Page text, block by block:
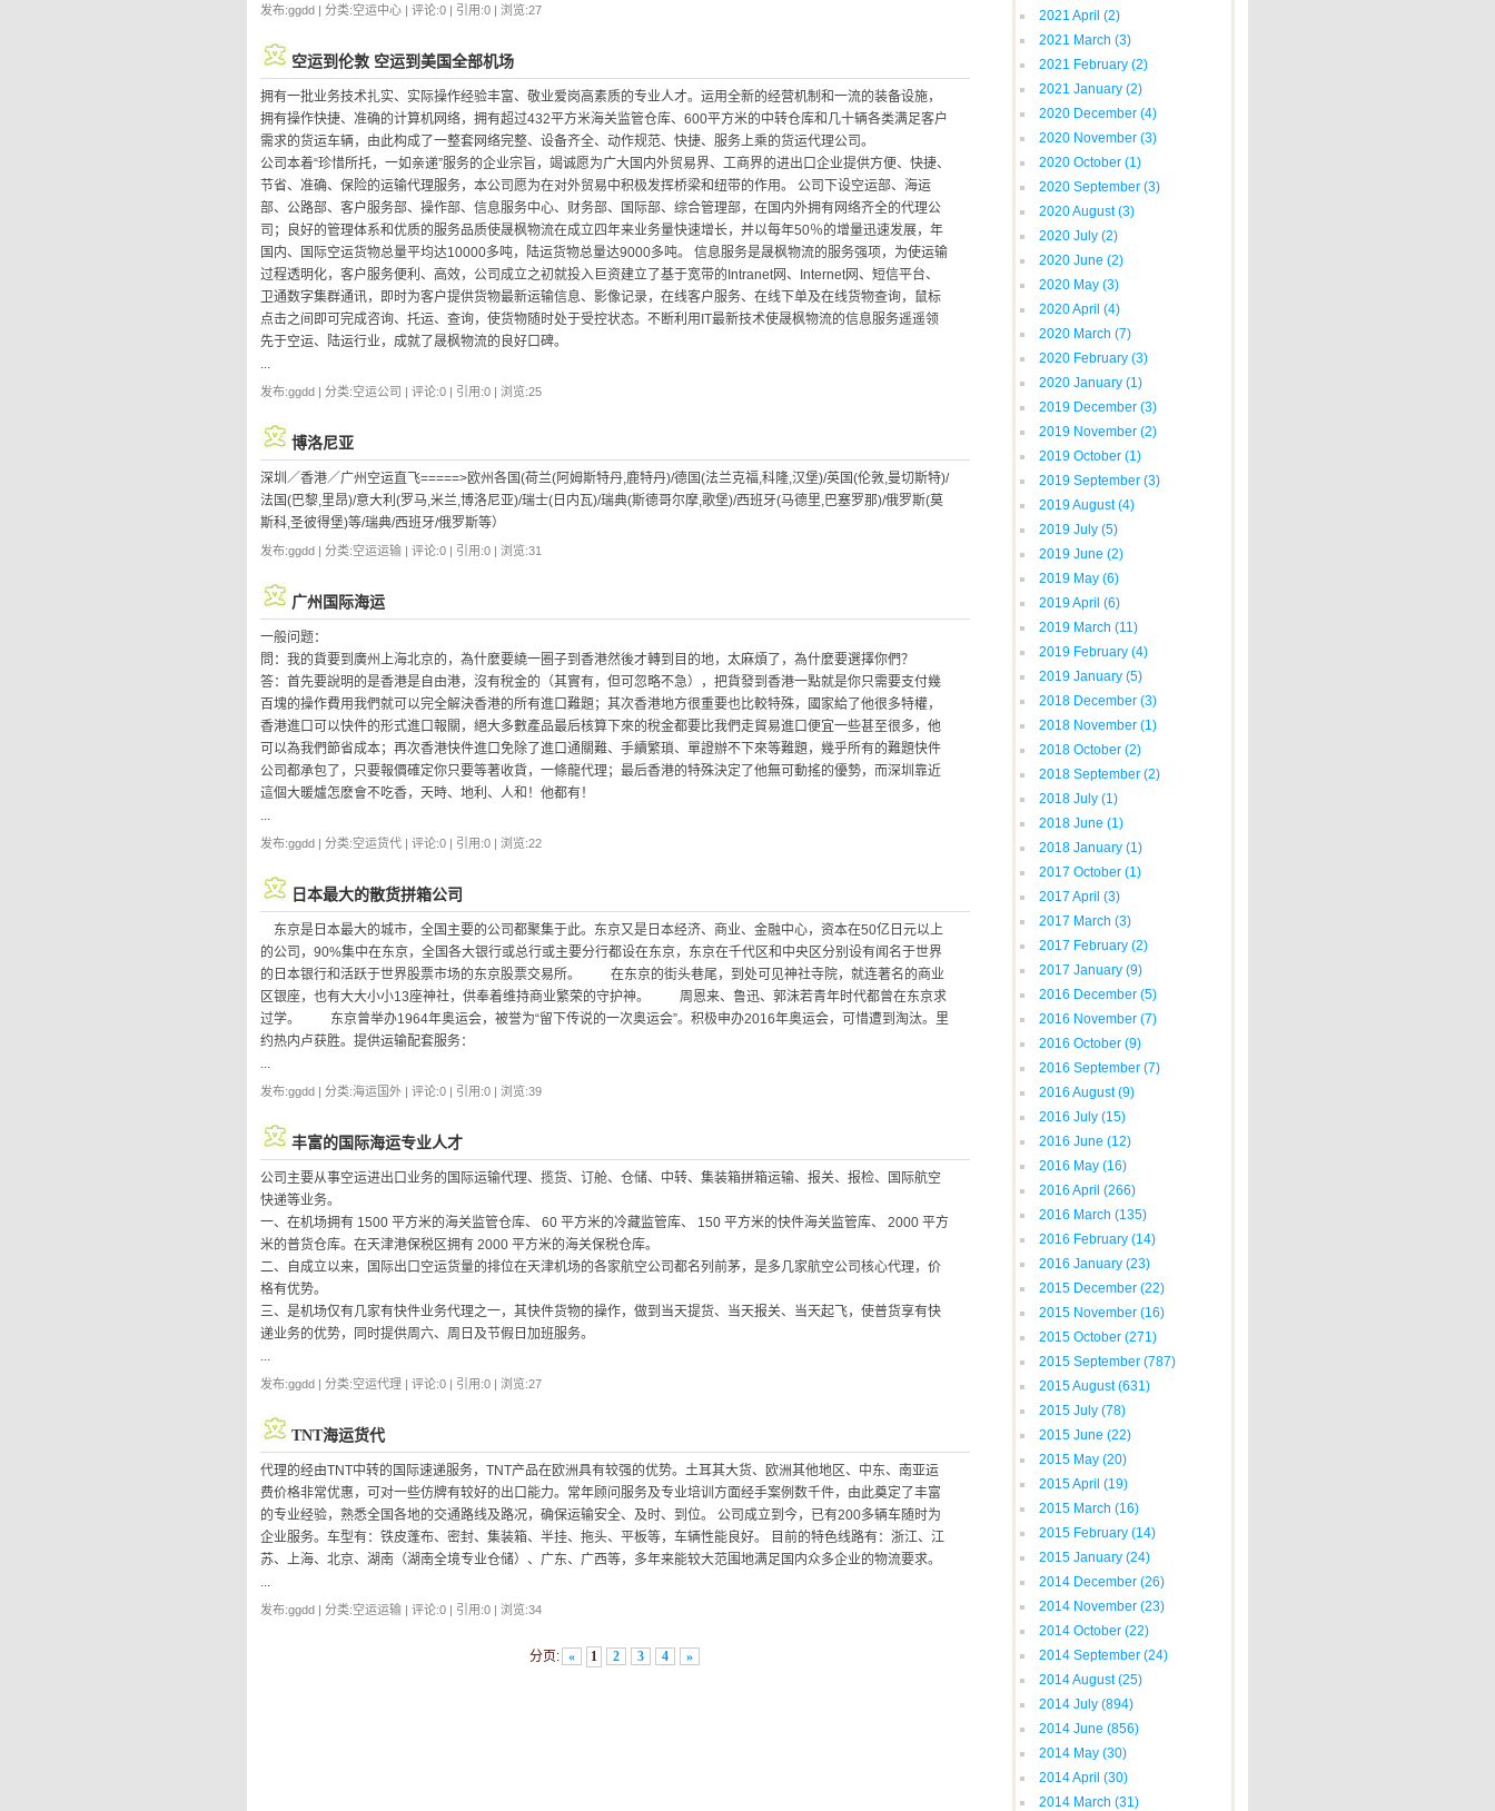
发布:ggdd | 分类:空运中心 | 评论:0 | 引用:0 | 浏览:27
空运到伦敦 空运到美国全部机场
拥有一批业务技术扎实、实际操作经验丰富、敬业爱岗高素质的专业人才。运用全新的经营机制和一流的装备设施，
拥有操作快捷、准确的计算机网络，拥有超过432平方米海关监管仓库、600平方米的中转仓库和几十辆各类满足客户
需求的货运车辆，由此构成了一整套网络完整、设备齐全、动作规范、快捷、服务上乘的货运代理公司。
公司本着“珍惜所托，一如亲递”服务的企业宗旨，竭诚愿为广大国内外贸易界、工商界的进出口企业提供方便、快捷、
节省、准确、保险的运输代理服务，本公司愿为在对外贸易中积极发挥桥梁和纽带的作用。 公司下设空运部、海运
部、公路部、客户服务部、操作部、信息服务中心、财务部、国际部、综合管理部，在国内外拥有网络齐全的代理公
司；良好的管理体系和优质的服务品质使晟枫物流在成立四年来业务量快速增长，并以每年50％的增量迅速发展，年
国内、国际空运货物总量平均达10000多吨，陆运货物总量达9000多吨。 信息服务是晟枫物流的服务强项，为使运输
过程透明化，客户服务便利、高效，公司成立之初就投入巨资建立了基于宽带的Intranet网、Internet网、短信平台、
卫通数字集群通讯，即时为客户提供货物最新运输信息、影像记录，在线客户服务、在线下单及在线货物查询，鼠标
点击之间即可完成咨询、托运、查询，使货物随时处于受控状态。不断利用IT最新技术使晟枫物流的信息服务遥遥领
先于空运、陆运行业，成就了晟枫物流的良好口碑。
...
发布:ggdd | 分类:空运公司 | 评论:0 | 引用:0 | 浏览:25
博洛尼亚
深圳／香港／广州空运直飞=====>欧州各国(荷兰(阿姆斯特丹,鹿特丹)/德国(法兰克福,科隆,汉堡)/英国(伦敦,曼切斯特)/
法国(巴黎,里昂)/意大利(罗马,米兰,博洛尼亚)/瑞士(日内瓦)/瑞典(斯德哥尔摩,歌堡)/西班牙(马德里,巴塞罗那)/俄罗斯(莫
斯科,圣彼得堡)等/瑞典/西班牙/俄罗斯等）
发布:ggdd | 分类:空运运输 | 评论:0 | 引用:0 | 浏览:31
广州国际海运
一般问题：
問：我的貨要到廣州上海北京的，為什麼要繞一圈子到香港然後才轉到目的地，太麻煩了，為什麼要選擇你們？
答：首先要說明的是香港是自由港，沒有稅金的（其實有，但可忽略不急），把貨發到香港一點就是你只需要支付幾
百塊的操作費用我們就可以完全解決香港的所有進口難題；其次香港地方很重要也比較特殊，國家給了他很多特權，
香港進口可以快件的形式進口報關，絕大多數產品最后核算下來的稅金都要比我們走貿易進口便宜一些甚至很多，他
可以為我們節省成本；再次香港快件進口免除了進口通關難、手續繁瑣、單證辦不下來等難題，幾乎所有的難題快件
公司都承包了，只要報價確定你只要等著收貨，一條龍代理；最后香港的特殊決定了他無可動搖的優勢，而深圳靠近
這個大暖爐怎麽會不吃香，天時、地利、人和！他都有！
...
发布:ggdd | 分类:空运货代 | 评论:0 | 引用:0 | 浏览:22
日本最大的散货拼箱公司
东京是日本最大的城市，全国主要的公司都聚集于此。东京又是日本经济、商业、金融中心，资本在50亿日元以上
的公司，90%集中在东京，全国各大银行或总行或主要分行都设在东京，东京在千代区和中央区分别设有闻名于世界
的日本银行和活跃于世界股票市场的东京股票交易所。 在东京的街头巷尾，到处可见神社寺院，就连著名的商业
区银座，也有大大小小13座神社，供奉着维持商业繁荣的守护神。 周恩来、鲁迅、郭沫若青年时代都曾在东京求
过学。 东京曾举办1964年奥运会，被誉为“留下传说的一次奥运会”。积极申办2016年奥运会，可惜遭到淘汰。里
约热内卢获胜。提供运输配套服务：
...
发布:ggdd | 分类:海运国外 | 评论:0 | 引用:0 | 浏览:39
丰富的国际海运专业人才
公司主要从事空运进出口业务的国际运输代理、揽货、订舱、仓储、中转、集装箱拼箱运输、报关、报检、国际航空
快递等业务。
一、在机场拥有 1500 平方米的海关监管仓库、 60 平方米的冷藏监管库、 150 平方米的快件海关监管库、 2000 平方
米的普货仓库。在天津港保税区拥有 2000 平方米的海关保税仓库。
二、自成立以来，国际出口空运货量的排位在天津机场的各家航空公司都名列前茅，是多几家航空公司核心代理，价
格有优势。
三、是机场仅有几家有快件业务代理之一，其快件货物的操作，做到当天提货、当天报关、当天起飞，使普货享有快
递业务的优势，同时提供周六、周日及节假日加班服务。
...
发布:ggdd | 分类:空运代理 | 评论:0 | 引用:0 | 浏览:27
TNT海运货代
代理的经由TNT中转的国际速递服务，TNT产品在欧洲具有较强的优势。土耳其大货、欧洲其他地区、中东、南亚运
费价格非常优惠，可对一些仿牌有较好的出口能力。常年顾问服务及专业培训方面经手案例数千件，由此奠定了丰富
的专业经验，熟悉全国各地的交通路线及路况，确保运输安全、及时、到位。 公司成立到今，已有200多辆车随时为
企业服务。车型有：铁皮蓬布、密封、集装箱、半挂、拖头、平板等，车辆性能良好。 目前的特色线路有：浙江、江
苏、上海、北京、湖南（湖南全境专业仓储）、广东、广西等，多年来能较大范围地满足国内众多企业的物流要求。
...
发布:ggdd | 分类:空运运输 | 评论:0 | 引用:0 | 浏览:34
分页: « 1 2 3 4 »
2021 April (2)
2021 March (3)
2021 February (2)
2021 January (2)
2020 December (4)
2020 November (3)
2020 October (1)
2020 September (3)
2020 August(3)
2020 July (2)
2020 June (2)
2020 May (3)
2020 April (4)
2020 March (7)
2020 February (3)
2020 January (1)
2019 December (3)
2019 November (2)
2019 October (1)
2019 September (3)
2019 August(4)
2019 July (5)
2019 June (2)
2019 May (6)
2019 April (6)
2019 March (11)
2019 February (4)
2019 January (5)
2018 December (3)
2018 November (1)
2018 October (2)
2018 September (2)
2018 July (1)
2018 June (1)
2018 January (1)
2017 October (1)
2017 April (3)
2017 March (3)
2017 February (2)
2017 January (9)
2016 December (5)
2016 November (7)
2016 October (9)
2016 September (7)
2016 August(9)
2016 July (15)
2016 June (12)
2016 May (16)
2016 April (266)
2016 March (135)
2016 February (14)
2016 January (23)
2015 December (22)
2015 November (16)
2015 October (271)
2015 September (787)
2015 August(631)
2015 July (78)
2015 June (22)
2015 May (20)
2015 April (19)
2015 March (16)
2015 February (14)
2015 January (24)
2014 December (26)
2014 November (23)
2014 October (22)
2014 September (24)
2014 August(25)
2014 July (894)
2014 June (856)
2014 May (30)
2014 April (30)
2014 March (31)